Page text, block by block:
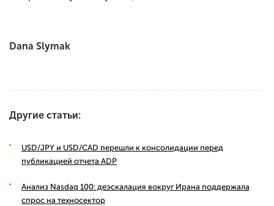
Dana Slymak
Другие статьи:
USD/JPY и USD/CAD перешли к консолидации перед
публикацией отчета ADP
Анализ Nasdaq 100: деэскалация вокруг Ирана поддержала
спрос на техносектор